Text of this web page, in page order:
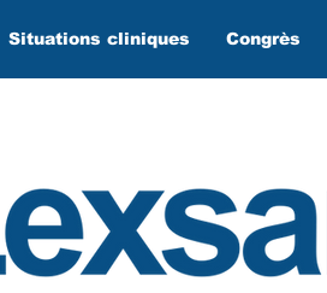
Situations cliniques Congrès